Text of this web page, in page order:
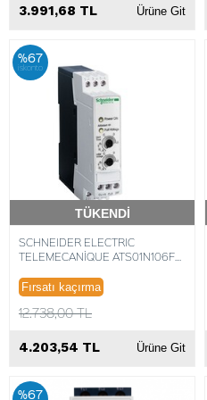
3.991,68 TL Ürüne Git
%67
iskonto
TÜKENDİ
Hızlı Teslimat
SCHNEIDER ELECTRIC
TELEMECANİQUE ATS01N106FT
YOLVERİCİ ATS01 6A 110..480V
3389110667141
Fırsatı kaçırma
12.738,00 TL
4.203,54 TL Ürüne Git
%67